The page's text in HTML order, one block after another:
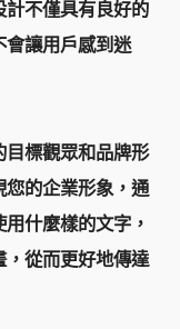
計不僅具有良好的
會讓用戶感到迷
目標觀眾和品牌形
您的企業形象，通
什麼樣的文字，
，從而更好地傳達